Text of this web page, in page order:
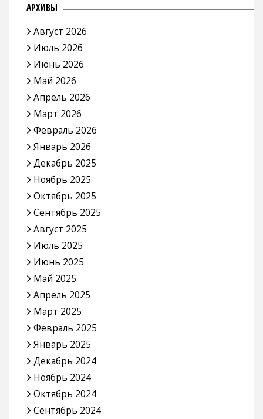
АРХИВЫ
Август 2026
Июль 2026
Июнь 2026
Май 2026
Апрель 2026
Март 2026
Февраль 2026
Январь 2026
Декабрь 2025
Ноябрь 2025
Октябрь 2025
Сентябрь 2025
Август 2025
Июль 2025
Июнь 2025
Май 2025
Апрель 2025
Март 2025
Февраль 2025
Январь 2025
Декабрь 2024
Ноябрь 2024
Октябрь 2024
Сентябрь 2024